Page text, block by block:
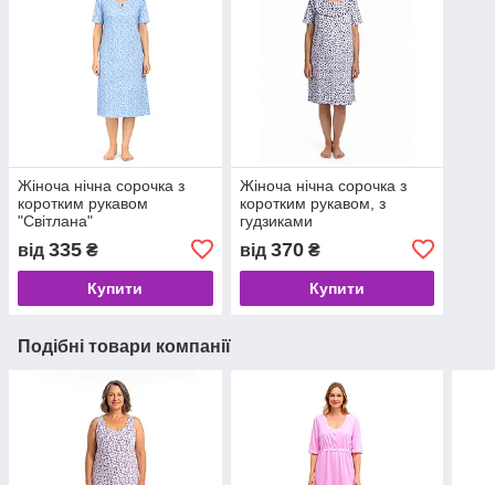
Жіноча нічна сорочка з
коротким рукавом
"Світлана"
від 335 ₴
Купити
Жіноча нічна сорочка з
коротким рукавом, з
гудзиками
від 370₴
Купити
Подібні товари компанії